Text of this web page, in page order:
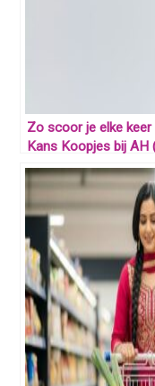
Zo scoor je elke
Kans Koopjes bij AH